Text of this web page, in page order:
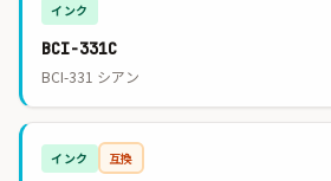
インク
BCI-331C
BCI-331 シアン
インク 互換